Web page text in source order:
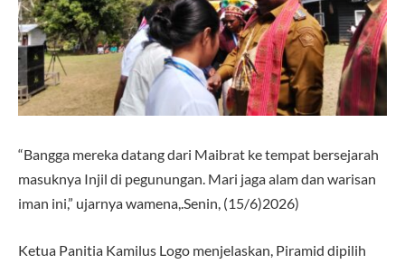
“Bangga mereka datang dari Maibrat ke tempat bersejarah
masuknya Injil di pegunungan. Mari jaga alam dan warisan
iman ini,” ujarnya wamena,.Senin, (15/6)2026)
Ketua Panitia Kamilus Logo menjelaskan, Piramid dipilih